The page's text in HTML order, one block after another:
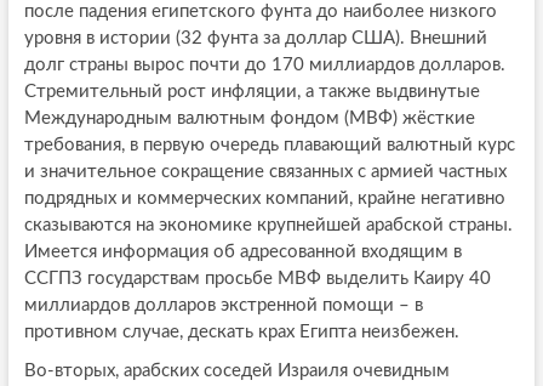
после падения египетского фунта до наиболее низкого
уровня в истории (32 фунта за доллар США). Внешний
долг страны вырос почти до 170 миллиардов долларов.
Стремительный рост инфляции, а также выдвинутые
Международным валютным фондом (МВФ) жёсткие
требования, в первую очередь плавающий валютный курс
и значительное сокращение связанных с армией частных
подрядных и коммерческих компаний, крайне негативно
сказываются на экономике крупнейшей арабской страны.
Имеется информация об адресованной входящим в
ССГПЗ государствам просьбе МВФ выделить Каиру 40
миллиардов долларов экстренной помощи – в
противном случае, дескать крах Египта неизбежен.
Во-вторых, арабских соседей Израиля очевидным